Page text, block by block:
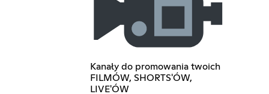
Kanały do promowania twoich
FILMÓW, SHORTS'ÓW,
LIVE'ÓW